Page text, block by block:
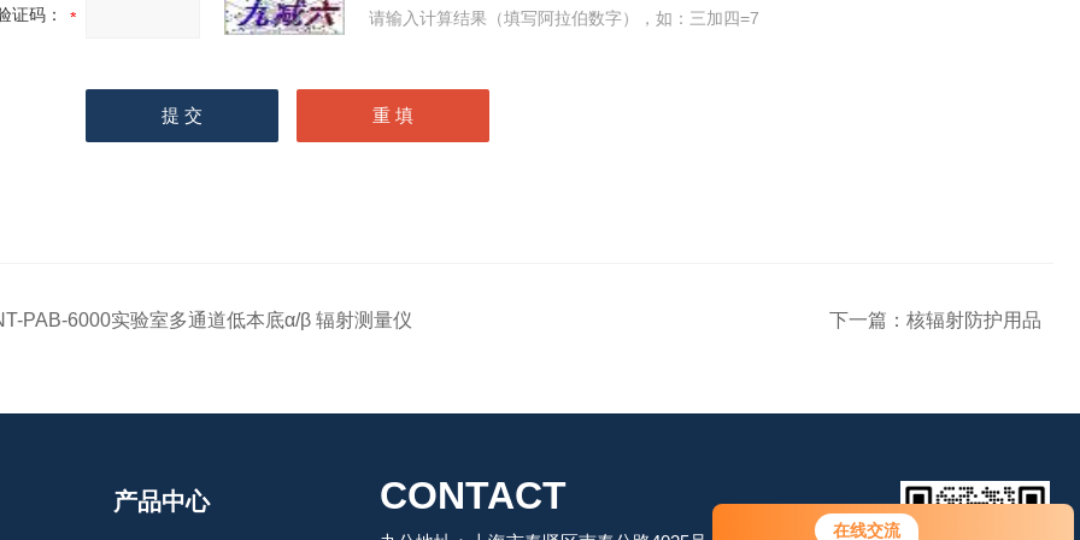
在线交流
您好！欢迎前来咨询，很高兴为您
证码： 请输入计算结果（填写阿拉伯数字），如：三加四=7
PAB-6000实验室多通道低本底α/β 辐射测量仪 下一篇： 核辐射防护用品
产品中心 CONTACT